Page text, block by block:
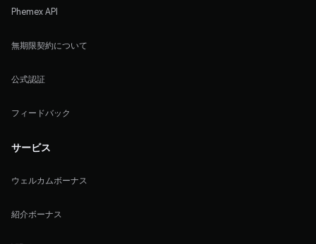
Phemex API
無期限契約について
公式認証
フィードバック
サービス
ウェルカムボーナス
紹介ボーナス